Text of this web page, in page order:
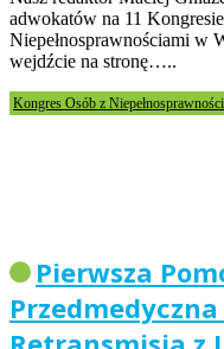
adwokatów na 11
Niepełnosprawnościami w
wejdźcie na stronę…..
Kongres Osób z
Pierwsza